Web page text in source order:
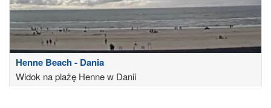
Henne Beach - Dania
Widok na plażę Henne w Danii